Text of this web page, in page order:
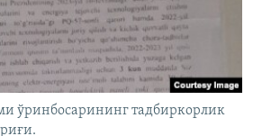
ўринбосарининг тадбиркорлик